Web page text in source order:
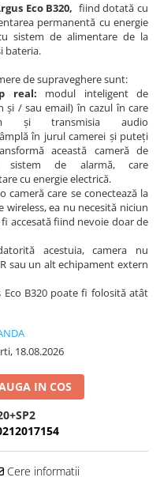
Eco B320, fiind dotată cu
permanentă cu energie
sistem de alimentare de la
bateria.
de supraveghere sunt:
real: modul inteligent de
/ sau email) în cazul în care
și transmisia audio
în jurul camerei și puteți
această cameră de
sistem de alarmă, care
cu energie electrică.
cameră care se conectează la
ea nu necesită niciun
accesată fiind nevoie doar de
acestuia, camera nu
sau un alt echipament extern
Eco B320 poate fi folosită atât
18.08.2026
IN COS
Cere informatii